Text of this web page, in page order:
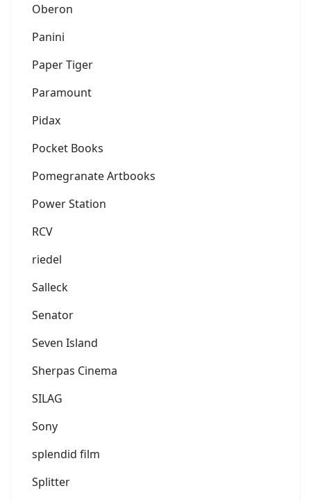
Oberon
Panini
Paper Tiger
Paramount
Pidax
Pocket Books
Pomegranate Artbooks
Power Station
RCV
riedel
Salleck
Senator
Seven Island
Sherpas Cinema
SILAG
Sony
splendid film
Splitter